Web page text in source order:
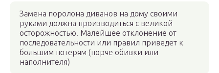
Замена поролона диванов на дому своими
руками должна производиться с великой
осторожностью. Малейшее отклонение от
последовательности или правил приведет к
большим потерям (порче обивки или
наполнителя)